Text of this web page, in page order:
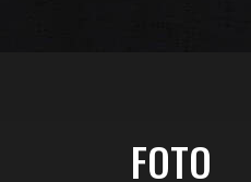
FOTO